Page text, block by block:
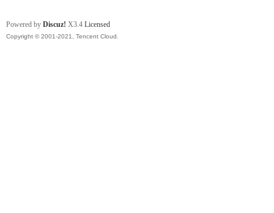
Powered by Discuz! X3.4 Licensed
Copyright © 2001-2021, Tencent Cloud.